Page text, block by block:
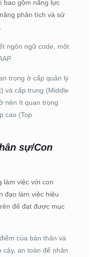
bao gồm năng lực
phân tích và sử
ngôn ngữ code, một
trọng ở cấp quản lý
và cấp trung (Middle
nên ít quan trọng
cao (Top
sự/Con
làm việc với con
đạo làm việc hiệu
để đạt được mục
của bản thân và
an toàn để nhân